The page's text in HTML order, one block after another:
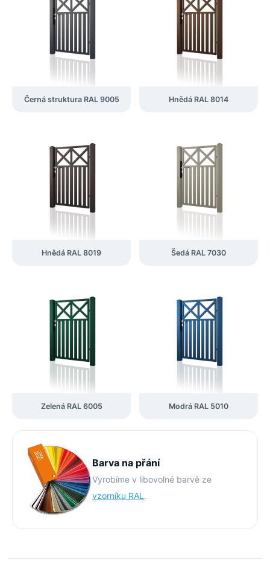
Černá struktura RAL 9005 Hnědá RAL 8014
Hnědá RAL 8019 Šedá RAL 7030
Zelená RAL 6005 Modrá RAL 5010
Barva na přání
Vyrobíme v libovolné barvě ze
vzorníku RAL .